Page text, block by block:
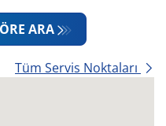
ARA
Tüm Servis Noktaları